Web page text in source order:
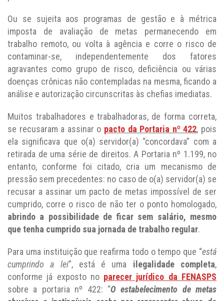
Ou se sujeita aos programas de gestão e à métrica
imposta de avaliação de metas permanecendo em
trabalho remoto, ou volta à agência e corre o risco de
contaminar-se, independentemente dos fatores
agravantes como grupo de risco, deficiência ou várias
doenças crônicas não contempladas na mesma, ficando a
análise e autorização circunscritas às chefias imediatas.
Muitos trabalhadores e trabalhadoras, de forma correta,
se recusaram a assinar o pacto da Portaria nº 422, pois
ela significava que o(a) servidor(a) “concordava” com a
retirada de uma série de direitos. A Portaria nº 1.199, no
entanto, conforme foi citado, cria um mecanismo de
pressão sem precedentes: no caso de o(a) servidor(a) se
recusar a assinar um pacto de metas impossível de ser
cumprido, corre o risco de não ter o ponto homologado,
abrindo a possibilidade de ficar sem salário, mesmo
que tenha cumprido sua jornada de trabalho regular.
Para uma instituição que reafirma todo o tempo que “está
cumprindo a lei”, está é uma ilegalidade completa,
conforme já exposto no parecer jurídico da FENASPS
sobre a portaria nº 422: “O estabelecimento de metas